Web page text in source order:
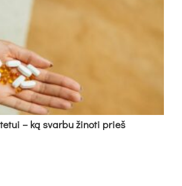
– ką svarbu žinoti prieš